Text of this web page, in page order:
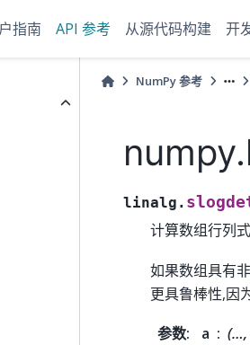
指南 API 参考 从源代码构建 开
NumPy 参考
linalg.
计算数组行列
如果数组具有
更具鲁棒性,因
参数: a
(…,